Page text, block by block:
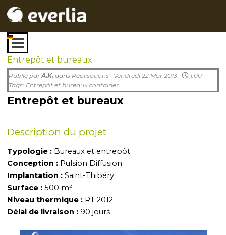
Sauter le menu
Entrepôt et bureaux
Publié parA.K. dans Réalisations · Vendredi 22 Mar 2013 ·
1:00
Tags: Entrepôt et bureaux container
Entrepôt et bureaux
Description du projet
Typologie : Bureaux et entrepôt
Conception : Pulsion Diffusion
Implantation : Saint-Thibéry
Surface : 500 m²
Niveau thermique : RT 2012
Délai de livraison : 90 jours